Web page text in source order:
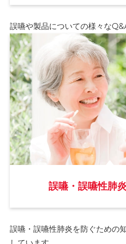
誤嚥や製品についての様々な
誤嚥・誤嚥性肺
誤嚥・誤嚥性肺炎を防ぐための